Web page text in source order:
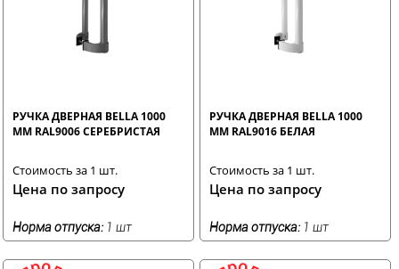
РУЧКА ДВЕРНАЯ BELLA 1000
ММ RAL9006 СЕРЕБРИСТАЯ
Стоимость за 1 шт.
Цена по запросу
Норма отпуска: 1 шт
РУЧКА ДВЕРНАЯ BELLA 1000
ММ RAL9016 БЕЛАЯ
Стоимость за 1 шт.
Цена по запросу
Норма отпуска: 1 шт